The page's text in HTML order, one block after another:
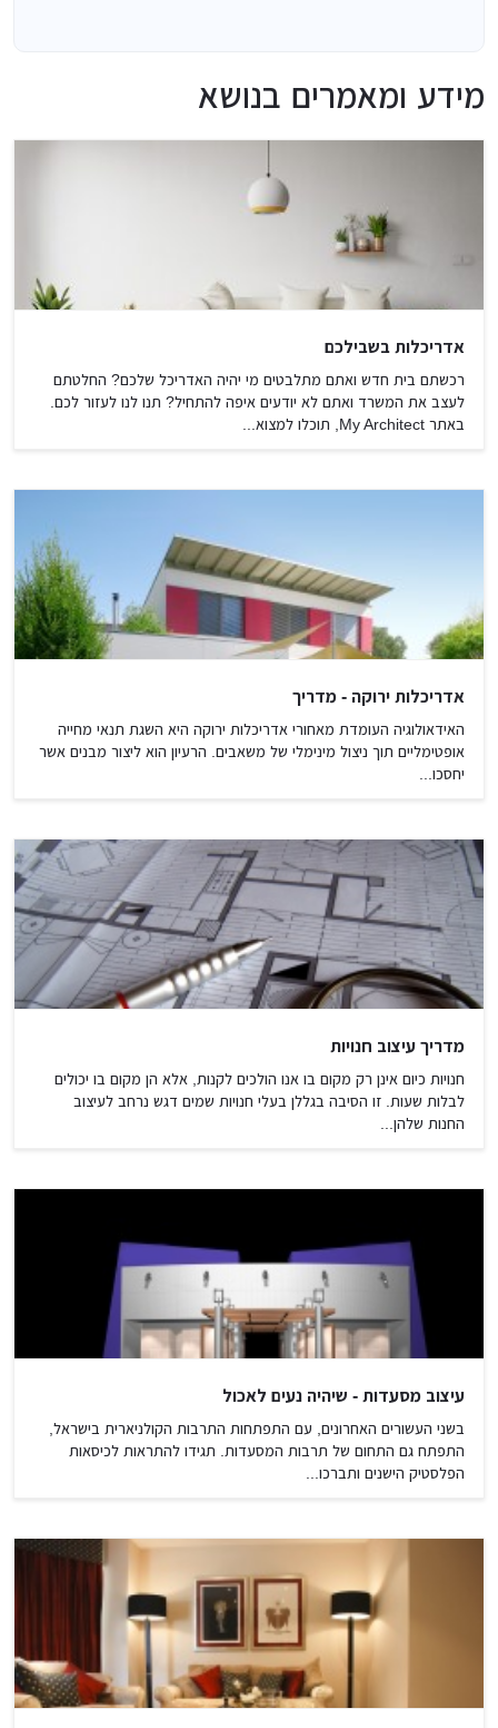
מידע ומאמרים בנושא
אדריכלות בשבילכם
רכשתם בית חדש ואתם מתלבטים מי יהיה האדריכל שלכם? החלטתם
לעצב את המשרד ואתם לא יודעים איפה להתחיל? תנו לנו לעזור לכם.
באתר My Architect, תוכלו למצוא...
אדריכלות ירוקה - מדריך
האידאולוגיה העומדת מאחורי אדריכלות ירוקה היא השגת תנאי מחייה
אופטימליים תוך ניצול מינימלי של משאבים. הרעיון הוא ליצור מבנים אשר
יחסכו...
מדריך עיצוב חנויות
חנויות כיום אינן רק מקום בו אנו הולכים לקנות, אלא הן מקום בו יכולים
לבלות שעות. זו הסיבה בגללן בעלי חנויות שמים דגש נרחב לעיצוב
החנות שלהן...
עיצוב מסעדות - שיהיה נעים לאכול
בשני העשורים האחרונים, עם התפתחות התרבות הקולניארית בישראל,
התפתח גם התחום של תרבות המסעדות. תגידו להתראות לכיסאות
הפלסטיק הישנים ותברכו...